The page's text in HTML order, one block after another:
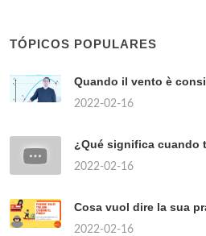
TÓPICOS POPULARES
Quando il vento è
2022-02-16
¿Qué significa cuando
2022-02-16
Cosa vuol dire la sua
2022-02-16